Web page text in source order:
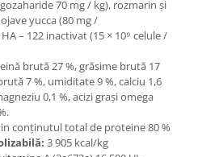
70 mg / kg), rozmarin și
yucca (80 mg /
HA – 122 inactivat (15 × 10⁹ celule /
brută 27 %, grăsime brută 17
7 %, umiditate 9 %, calciu 1,6
0,1 %, acizi graşi omega
conținutul total de proteine 80 %
3 905 kcal/kg